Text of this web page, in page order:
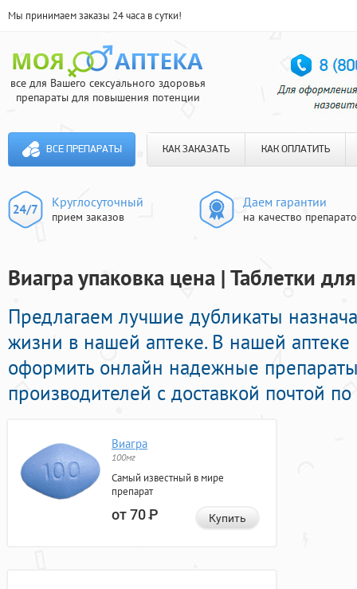
Мы принимаем заказы 24 часа в сутки!
все для Вашего сексуального здоровья
препараты для повышения потенции
ВСЕ ПРЕПАРАТЫ КАК ЗАКАЗАТЬ КАК ОПЛАТИТЬ
Круглосуточный
прием заказов
Даем гарантии
на качество
Виагра упаковка цена | Таблетки
Предлагаем лучшие дубликаты
жизни в нашей аптеке. В нашей
оформить онлайн надежные
производителей с доставкой почтой
Виагра
100мг
Самый известный в мире
препарат
от 70Р Купить